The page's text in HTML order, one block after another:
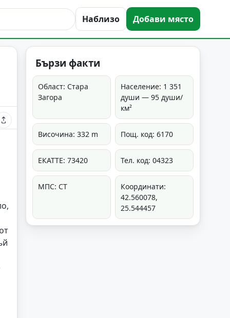
Наблизо Добави място
Бързи факти
Област: Стара
Загора
Население: 1 351
души — 95 души/
км²
Височина: 332 m Пощ. код: 6170
ЕКАТТЕ: 73420 Тел. код: 04323
МПС: СТ
Координати:
42.560078,
25.544457